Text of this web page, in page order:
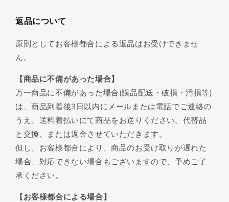
返品について
原則としてお客様都合による返品はお受けできませ
ん。
【商品に不備があった場合】
万一商品に不備があった場合(誤品配送・破損・汚損等)
は、商品到着後3日以内にメールまたは電話でご連絡の
うえ、送料着払いにて商品をお送りください。代替品
と交換、または返金させていただきます。
但し、お客様都合により、商品のお受け取りが遅れた
場合、対応できない場合もございますので、予めご了
承ください。
【お客様都合による場合】